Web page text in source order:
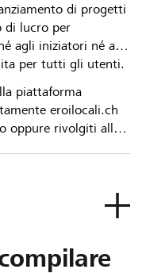
di progetti
di lucro per
agli iniziatori né ai
per tutti gli utenti.
piattaforma
eroilocali.ch
oppure rivolgiti alla